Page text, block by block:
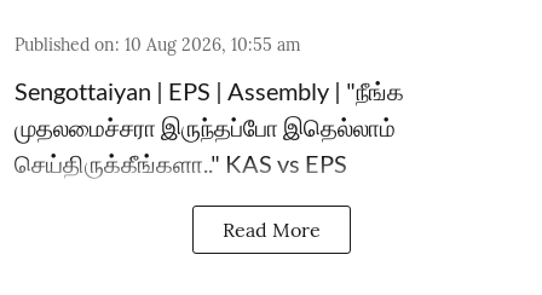
Published on: 10 Aug 2026, 10:55 am
Sengottaiyan | EPS | Assembly | "நீங்க
முதலமைச்சரா இருந்தப்போ இதெல்லாம்
செய்திருக்கீங்களா.." KAS vs EPS
Read More